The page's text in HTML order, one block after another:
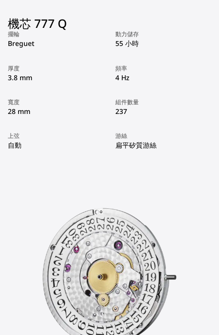
機芯 777 Q
擺輪
Breguet
動力儲存
55 小時
厚度
3.8 mm
頻率
4 Hz
寬度
28 mm
組件數量
237
上弦
自動
游絲
扁平矽質游絲